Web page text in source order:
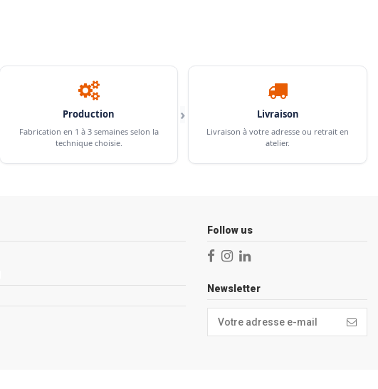
Production
Fabrication en 1 à 3 semaines selon la
technique choisie.
› Livraison
Livraison à votre adresse ou retrait en
atelier.
Follow us
Newsletter